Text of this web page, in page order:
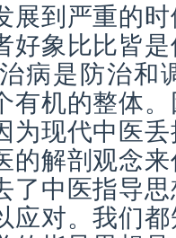
展到严重的
好象比比皆
病是防治和
有机的整体
为现代中医
的解剖观念
了中医指导
应对。我们